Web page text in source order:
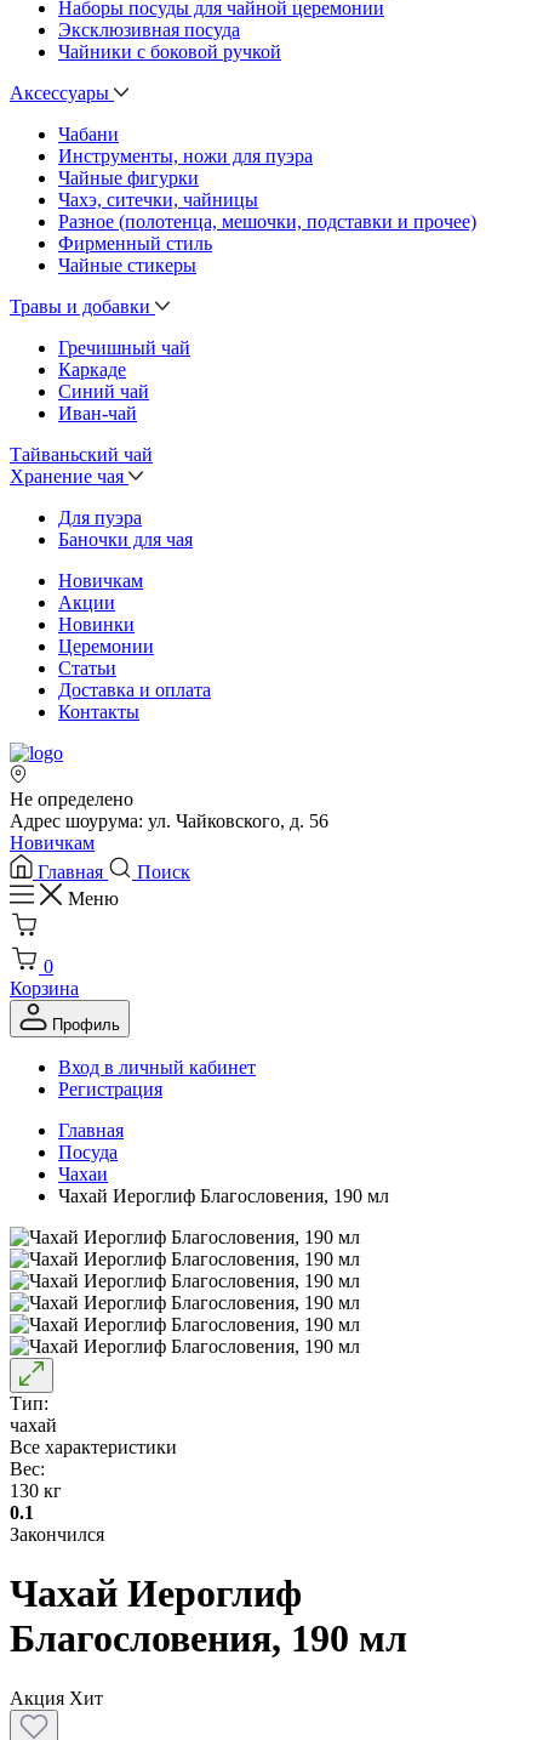
Наборы посуды для чайной церемонии
Эксклюзивная посуда
Чайники с боковой ручкой
Аксессуары
Чабани
Инструменты, ножи для пуэра
Чайные фигурки
Чахэ, ситечки, чайницы
Разное (полотенца, мешочки, подставки и прочее)
Фирменный стиль
Чайные стикеры
Травы и добавки
Гречишный чай
Каркаде
Синий чай
Иван-чай
Тайваньский чай
Хранение чая
Для пуэра
Баночки для чая
Новичкам
Акции
Новинки
Церемонии
Статьи
Доставка и оплата
Контакты
Не определено
Адрес шоурума: ул. Чайковского, д. 56
Новичкам
Главная
Поиск
Меню
0
Корзина
Профиль
Вход в личный кабинет
Регистрация
Главная
Посуда
Чахаи
Чахай Иероглиф Благословения, 190 мл
Тип:
чахай
Все характеристики
Вес:
130 кг
0.1
Закончился
Чахай Иероглиф
Благословения, 190 мл
Акция Хит